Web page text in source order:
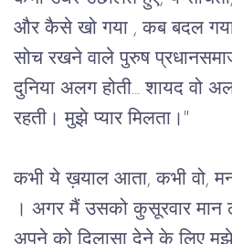
और कैसे खो गया , कब बदल
सोच रखने वाले पुरुष
दुनिया अलग होती... शायद वो
रहती। मुझे प्यार मिलता।"
कभी ये ख़याल आता, कभी वो, मन
। अगर मैं उसको कुसूरवार